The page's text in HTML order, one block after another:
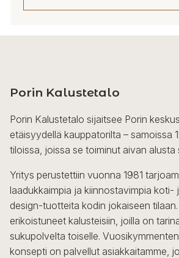
5
muunnelma.
tehdä
valinnat
tuotteen
sivulla.
Porin Kalustetalo
Porin Kalustetalo sijaitsee Porin
etäisyydellä kauppatorilta – samoissa
tiloissa, joissa se toiminut aivan alusta
Yritys perustettiin vuonna 1981
laadukkaimpia ja kiinnostavimpia koti-
design-tuotteita kodin jokaiseen tilaan.
erikoistuneet kalusteisiin, joilla on
sukupolvelta toiselle.
konsepti on palvellut asiakkaitamme,